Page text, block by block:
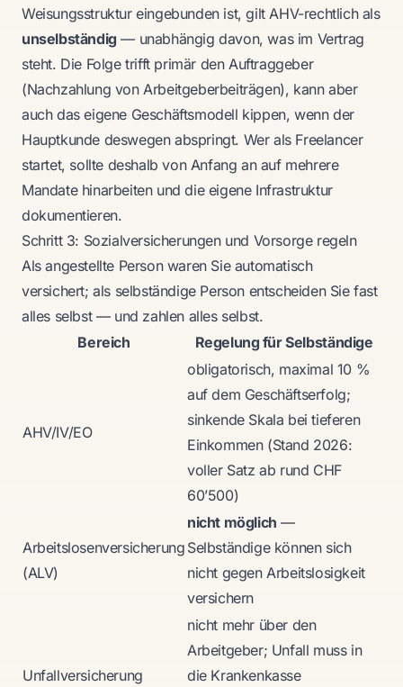
Weisungsstruktur eingebunden ist, gilt AHV-rechtlich als
unselbständig — unabhängig davon, was im Vertrag
steht. Die Folge trifft primär den Auftraggeber
(Nachzahlung von Arbeitgeberbeiträgen), kann aber
auch das eigene Geschäftsmodell kippen, wenn der
Hauptkunde deswegen abspringt. Wer als Freelancer
startet, sollte deshalb von Anfang an auf mehrere
Mandate hinarbeiten und die eigene Infrastruktur
dokumentieren.
Schritt 3: Sozialversicherungen und Vorsorge regeln
Als angestellte Person waren Sie automatisch
versichert; als selbständige Person entscheiden Sie fast
alles selbst — und zahlen alles selbst.
Bereich
Regelung für Selbständige
AHV/IV/EO
obligatorisch, maximal 10 %
auf dem Geschäftserfolg;
sinkende Skala bei tieferen
Einkommen (Stand 2026:
voller Satz ab rund CHF
60’500)
Arbeitslosenversicherung
(ALV)
nicht möglich —
Selbständige können sich
nicht gegen Arbeitslosigkeit
versichern
Unfallversicherung
nicht mehr über den
Arbeitgeber; Unfall muss in
die Krankenkasse